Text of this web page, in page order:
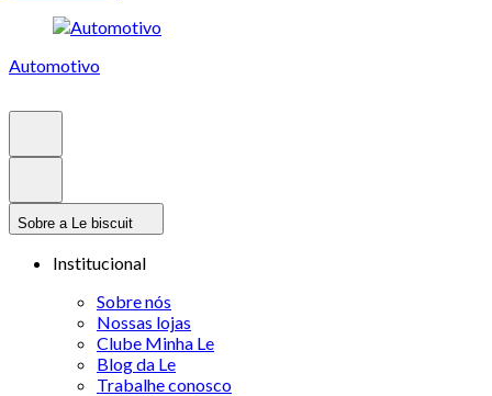
Automotivo
Sobre a Le biscuit
Institucional
Sobre nós
Nossas lojas
Clube Minha Le
Blog da Le
Trabalhe conosco